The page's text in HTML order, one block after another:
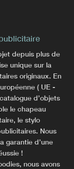
depuis plus de
unique sur la
originaux. En
( UE -
d’objets
le chapeau
le stylo
Nous
garantie d’une
!
nous avons